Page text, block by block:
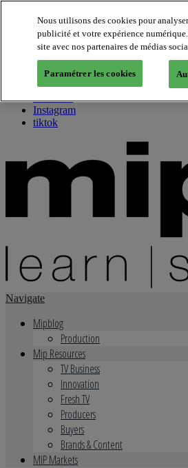
About us
Twitter
Facebook
Youtube
Instagram
tiktok
Navigate
Mipblog
Production
Mip Resources
TV Business
Innovation
Fresh TV
Producers
Buyers
Brands & Content
MIP Markets
Nous utilisons des cookies pour
publicité et votre expérience
site avec nos partenaires de médias
Paramétrer les cookies